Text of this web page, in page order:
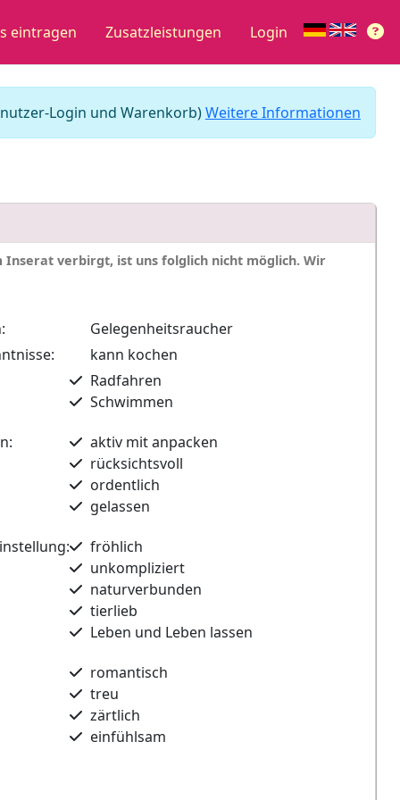
eintragen Zusatzleistungen Login
Login und Warenkorb)Weitere Informationen
verbirgt, ist uns folglich nicht möglich. Wir
Gelegenheitsraucher
kann kochen
Radfahren
Schwimmen
aktiv mit anpacken
rücksichtsvoll
ordentlich
gelassen
fröhlich
unkompliziert
naturverbunden
tierlieb
Leben und Leben lassen
romantisch
treu
zärtlich
einfühlsam